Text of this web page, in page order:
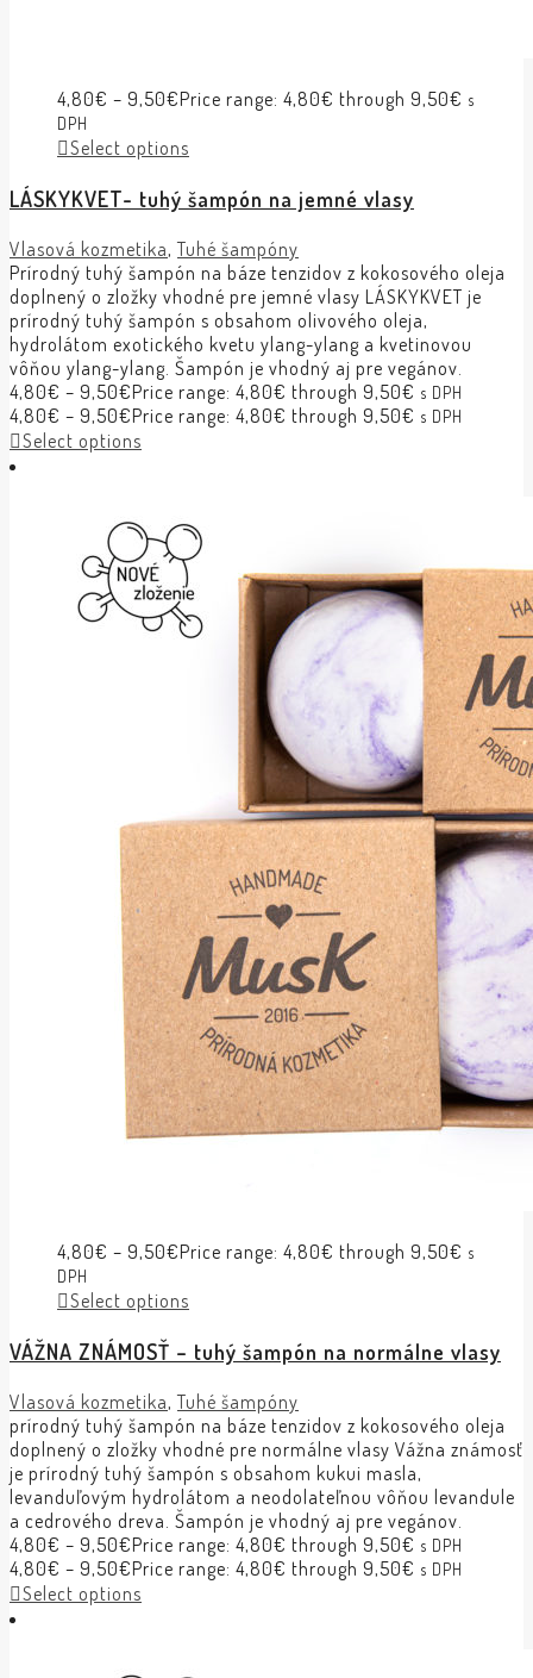
4,80€ – 9,50€Price range: 4,80€ through 9,50€ s
DPH
Select options
LÁSKYKVET- tuhý šampón na jemné vlasy
Vlasová kozmetika, Tuhé šampóny
Prírodný tuhý šampón na báze tenzidov z kokosového oleja
doplnený o zložky vhodné pre jemné vlasy LÁSKYKVET je
prírodný tuhý šampón s obsahom olivového oleja,
hydrolátom exotického kvetu ylang-ylang a kvetinovou
vôňou ylang-ylang. Šampón je vhodný aj pre vegánov.
4,80€ – 9,50€Price range: 4,80€ through 9,50€ s DPH
4,80€ – 9,50€Price range: 4,80€ through 9,50€ s DPH
Select options
4,80€ – 9,50€Price range: 4,80€ through 9,50€ s
DPH
Select options
VÁŽNA ZNÁMOSŤ – tuhý šampón na normálne vlasy
Vlasová kozmetika, Tuhé šampóny
prírodný tuhý šampón na báze tenzidov z kokosového oleja
doplnený o zložky vhodné pre normálne vlasy Vážna známosť
je prírodný tuhý šampón s obsahom kukui masla,
levanduľovým hydrolátom a neodolateľnou vôňou levandule
a cedrového dreva. Šampón je vhodný aj pre vegánov.
4,80€ – 9,50€Price range: 4,80€ through 9,50€ s DPH
4,80€ – 9,50€Price range: 4,80€ through 9,50€ s DPH
Select options